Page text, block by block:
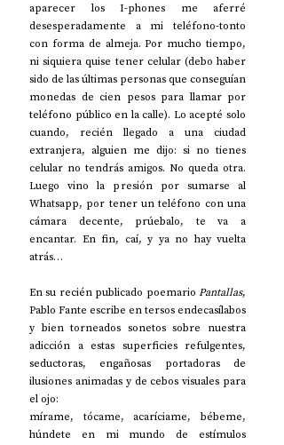
aparecer los I-phones me aferré
desesperadamente a mi teléfono-tonto
con forma de almeja. Por mucho tiempo,
ni siquiera quise tener celular (debo haber
sido de las últimas personas que conseguían
monedas de cien pesos para llamar por
teléfono público en la calle). Lo acepté solo
cuando, recién llegado a una ciudad
extranjera, alguien me dijo: si no tienes
celular no tendrás amigos. No queda otra.
Luego vino la presión por sumarse al
Whatsapp, por tener un teléfono con una
cámara decente, prúebalo, te va a
encantar. En fin, caí, y ya no hay vuelta
atrás…
En su recién publicado poemario Pantallas,
Pablo Fante escribe en tersos endecasílabos
y bien torneados sonetos sobre nuestra
adicción a estas superficies refulgentes,
seductoras, engañosas portadoras de
ilusiones animadas y de cebos visuales para
el ojo:
mírame, tócame, acaríciame, bébeme,
húndete en mi mundo de estímulos